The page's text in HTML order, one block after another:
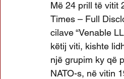
Më 24 prill të vitit
Times – Full
cilave “Venable
këtij viti, kishte
një grupim ky që
NATO-s, në vitin